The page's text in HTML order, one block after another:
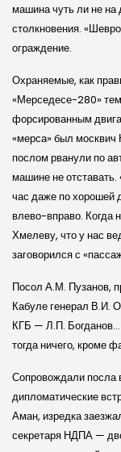
машина чуть ли не на
столкновения.
ограждение.
Охраняемые, как
«Мерседесе-280»
форсированным
«мерса» был москвич
послом рванули по
машине не отставать.
час даже по хорошей
влево-вправо.
Хмелеву, что у нас
заговорился с
Посол А.М. Пузанов,
Кабуле генерал В.И.
КГБ — Л.П. Богданов…
тогда ничего, кроме
Сопровождали посла
дипломатические
Аман, изредка
секретаря НДПА —